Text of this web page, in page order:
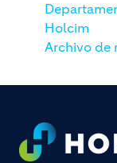
Holcim
Archivo de
Footer